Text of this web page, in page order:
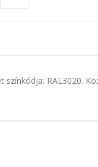
RAL3020.